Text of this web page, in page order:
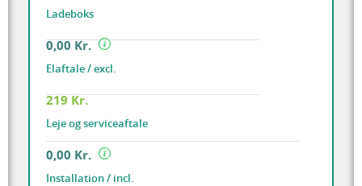
Ladeboks
0,00 Kr.
Elaftale / excl.
219 Kr.
Leje og serviceaftale
0,00 Kr.
Installation / incl.